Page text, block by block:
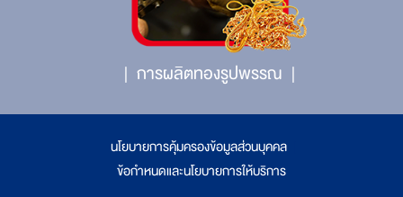
การผลิตทองรูปพรรณ
นโยบายการคุ้มครองข้อมูลส่วนบุคคล
ข้อกำหนดและนโยบายการให้บริการ